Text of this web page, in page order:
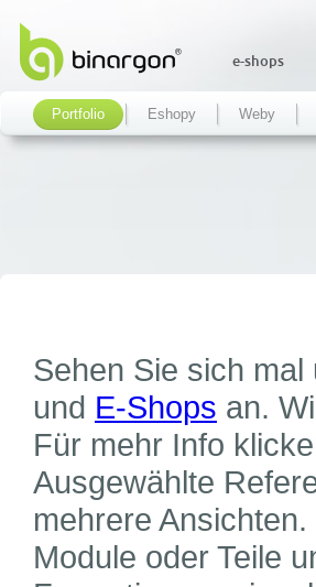
Sehen Sie sich
und E-Shops an.
Für mehr Info
Ausgewählte
mehrere
Module oder Teile
e-shops
Portfolio Eshopy Weby